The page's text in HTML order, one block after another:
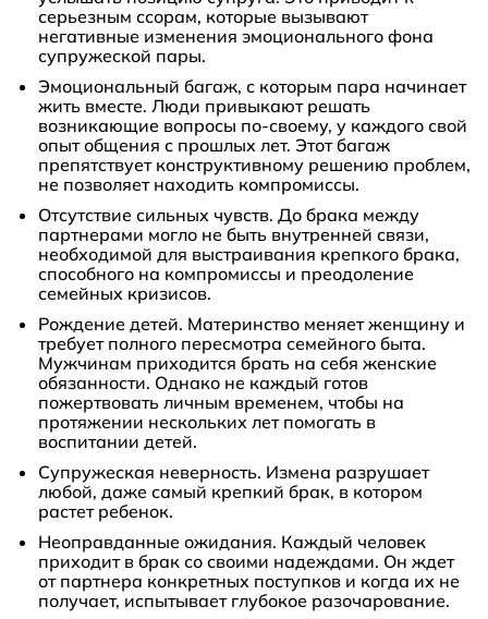
серьезным ссорам, которые вызывают
негативные изменения эмоционального фона
супружеской пары.
Эмоциональный багаж, с которым пара начинает
жить вместе. Люди привыкают решать
возникающие вопросы по-своему, у каждого свой
опыт общения с прошлых лет. Этот багаж
препятствует конструктивному решению проблем,
не позволяет находить компромиссы.
Отсутствие сильных чувств. До брака между
партнерами могло не быть внутренней связи,
необходимой для выстраивания крепкого брака,
способного на компромиссы и преодоление
семейных кризисов.
Рождение детей. Материнство меняет женщину и
требует полного пересмотра семейного быта.
Мужчинам приходится брать на себя женские
обязанности. Однако не каждый готов
пожертвовать личным временем, чтобы на
протяжении нескольких лет помогать в
воспитании детей.
Супружеская неверность. Измена разрушает
любой, даже самый крепкий брак, в котором
растет ребенок.
Неоправданные ожидания. Каждый человек
приходит в брак со своими надеждами. Он ждет
от партнера конкретных поступков и когда их не
получает, испытывает глубокое разочарование.